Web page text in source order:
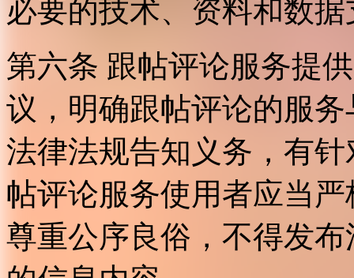
必要的技术、资料和数
第六条 跟帖评论服务提
议，明确跟帖评论的服
法律法规告知义务，有
帖评论服务使用者应当
尊重公序良俗，不得发